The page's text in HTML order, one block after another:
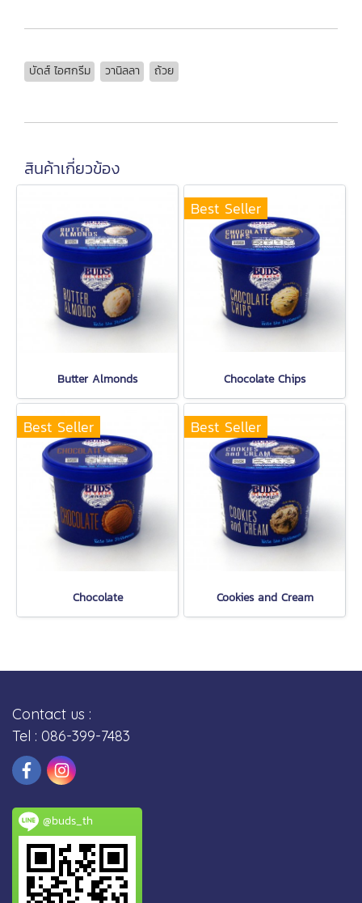
บัดส์ ไอศกรีม วานิลลา ถ้วย
สินค้าเกี่ยวข้อง
Butter Almonds
Best Seller
Chocolate Chips
Best Seller
Chocolate
Best Seller
Cookies and Cream
Contact us :
Tel : 086-399-7483
@buds_th